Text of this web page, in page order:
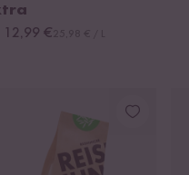
12,99 €